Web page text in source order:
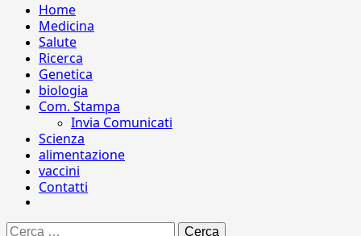
Home
Medicina
Salute
Ricerca
Genetica
biologia
Com. Stampa
Invia Comunicati
Scienza
alimentazione
vaccini
Contatti
Ricerca